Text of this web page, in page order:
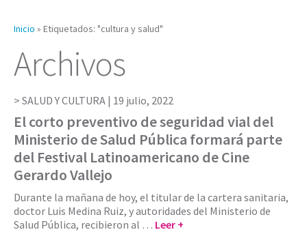
Inicio » Etiquetados: "cultura y salud"
Archivos
SALUD Y CULTURA | 19 julio, 2022
El corto preventivo de seguridad vial del
Ministerio de Salud Pública formará parte
del Festival Latinoamericano de Cine
Gerardo Vallejo
Durante la mañana de hoy, el titular de la cartera sanitaria,
doctor Luis Medina Ruiz, y autoridades del Ministerio de
Salud Pública, recibieron al … Leer +